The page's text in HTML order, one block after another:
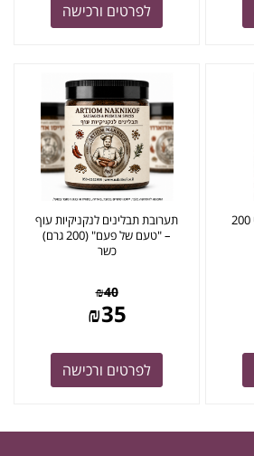
לפרטים ורכישה
תערובת תבלינים לפפרוני 200
תערובת תבלינים לנקניקיות עוף
– "טעם של פעם" (200 גרם)
כשר
₪40
₪35
לפרטים ורכישה